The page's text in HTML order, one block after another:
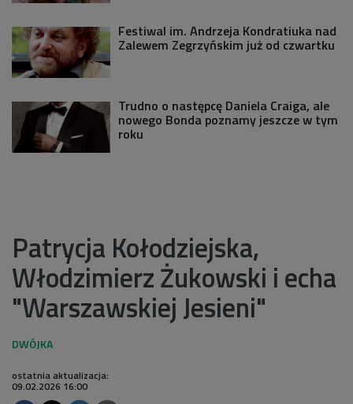
Festiwal im. Andrzeja Kondratiuka nad
Zalewem Zegrzyńskim już od czwartku
Trudno o następcę Daniela Craiga, ale
nowego Bonda poznamy jeszcze w tym
roku
Patrycja Kołodziejska,
Włodzimierz Żukowski i echa
"Warszawskiej Jesieni"
ostatnia aktualizacja:
09.02.2026 16:00